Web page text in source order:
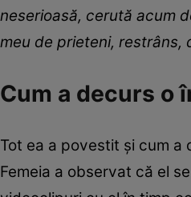
neserioasă, cerută acum
meu de prieteni, restrâns,
Cum a decurs o
Tot ea a povestit și cum
Femeia a observat că el